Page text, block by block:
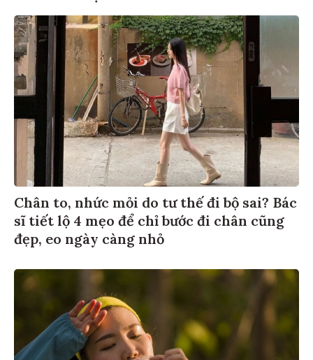
Chân to, nhức mỏi do tư thế đi bộ sai? Bác
sĩ tiết lộ 4 mẹo để chỉ bước đi chân cũng
đẹp, eo ngày càng nhỏ